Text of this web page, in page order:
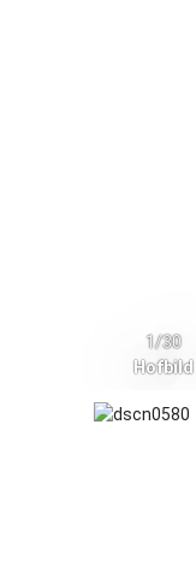
1/30
Hofbild